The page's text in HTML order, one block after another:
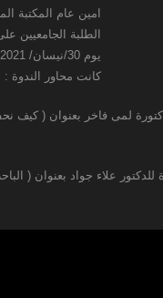
امين عام المكتبة
الطلبة الجامعيين
كانت محاور الندوة :
لمى فاخر بعنوان ( كيف
للدكتور علاء جواد بعنوان (